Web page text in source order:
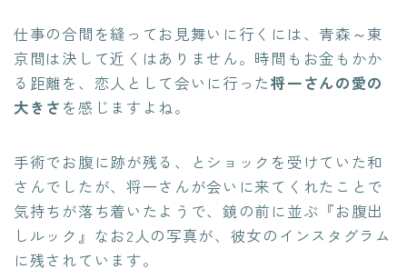
仕事の合間を縫ってお見舞いに行くには、青森～東
京間は決して近くはありません。時間もお金もかか
る距離を、恋人として会いに行った将一さんの愛の
大きさ を感じますよね。
手術でお腹に跡が残る、とショックを受けていた和
さんでしたが、将一さんが会いに来てくれたことで
気持ちが落ち着いたようで、鏡の前に並ぶ『お腹出
しルック』なお2人の写真が、彼女のインスタグラム
に残されています。